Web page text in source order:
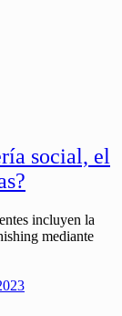
social, el
incluyen la
mediante